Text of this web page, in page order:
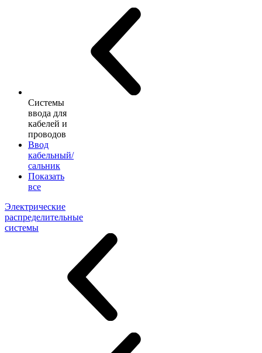
Системы
ввода для
кабелей и
проводов
Ввод
кабельный/
сальник
Показать
все
Электрические
распределительные
системы